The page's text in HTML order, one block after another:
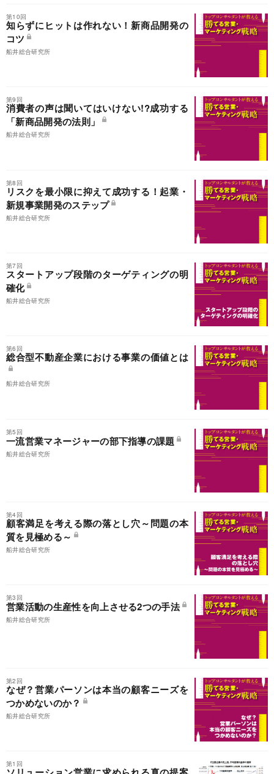
第10回
知らずにヒットは作れない！新商品開発の
コツ
船井総合研究所
第9回
消費者の声は聞いてはいけない!?成功する
「新商品開発の法則」
船井総合研究所
第8回
リスクを最小限に抑えて成功する！起業・
新規事業開発のステップ
船井総合研究所
第7回
スタートアップ段階のターゲティングの明
確化
船井総合研究所
第6回
総合型不動産企業における事業の価値とは
船井総合研究所
第5回
一流営業マネージャーの部下指導の課題
船井総合研究所
第4回
顧客満足を考える際の落とし穴～問題の本
質を見極める～
船井総合研究所
第3回
営業活動の生産性を向上させる2つの手法
船井総合研究所
第2回
なぜ？営業パーソンは本当の顧客ニーズを
つかめないのか？
船井総合研究所
第1回